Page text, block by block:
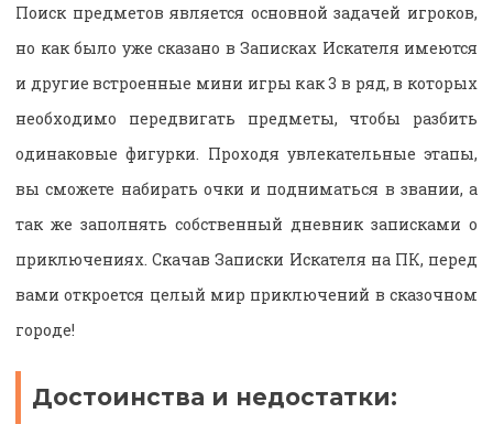
Поиск предметов является основной задачей игроков,
но как было уже сказано в Записках Искателя имеются
и другие встроенные мини игры как 3 в ряд, в которых
необходимо передвигать предметы, чтобы разбить
одинаковые фигурки. Проходя увлекательные этапы,
вы сможете набирать очки и подниматься в звании, а
так же заполнять собственный дневник записками о
приключениях. Скачав Записки Искателя на ПК, перед
вами откроется целый мир приключений в сказочном
городе!
Достоинства и недостатки: